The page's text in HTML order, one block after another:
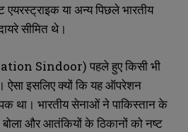
या अन्य पिछले भारतीय
सीमित थे।
Sindoor) पहले हुए किसी भी
इसलिए क्यों कि यह ऑपरेशन
था। भारतीय सेनाओं ने पाकिस्तान के
बोला और आतंकियों के ठिकानों को नष्ट